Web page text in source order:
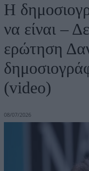
Η
να είναι –
ερώτηση
(video)
08/07/2026